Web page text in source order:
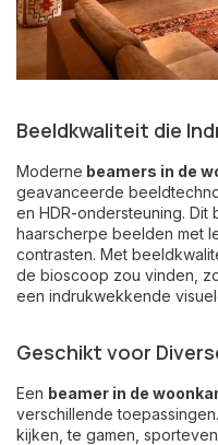
Beeldkwaliteit die
Moderne beamers in de
geavanceerde
en HDR-ondersteuning.
haarscherpe beelden met
contrasten. Met
de bioscoop zou vinden,
een indrukwekkende
Geschikt voor
Een beamer in de
verschillende
kijken, te gamen,